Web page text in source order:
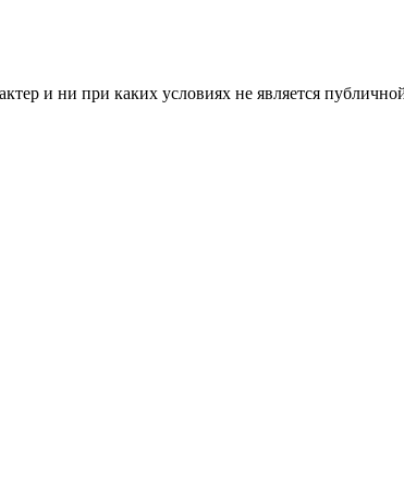
и ни при каких условиях не является